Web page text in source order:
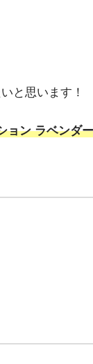
と思います！
ョン ラベンダ